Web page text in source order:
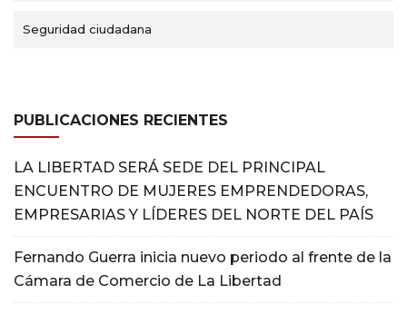
Seguridad ciudadana
PUBLICACIONES RECIENTES
LA LIBERTAD SERÁ SEDE DEL PRINCIPAL
ENCUENTRO DE MUJERES EMPRENDEDORAS,
EMPRESARIAS Y LÍDERES DEL NORTE DEL PAÍS
Fernando Guerra inicia nuevo periodo al frente de la
Cámara de Comercio de La Libertad